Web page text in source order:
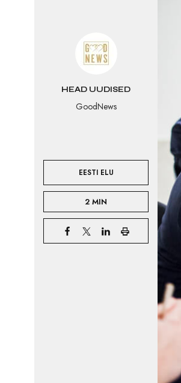
HEAD UUDISED
GoodNews
EESTI ELU
2 MIN